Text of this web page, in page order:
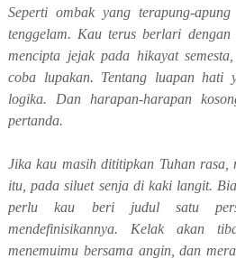
Seperti ombak yang terapung-apung
tenggelam. Kau terus berlari
mencipta jejak pada hikayat
coba lupakan. Tentang luapan hati
logika. Dan harapan-harapan
pertanda.
Jika kau masih dititipkan Tuhan rasa,
itu, pada siluet senja di kaki langit.
perlu kau beri judul satu
mendefinisikannya. Kelak akan
menemuimu bersama angin, dan